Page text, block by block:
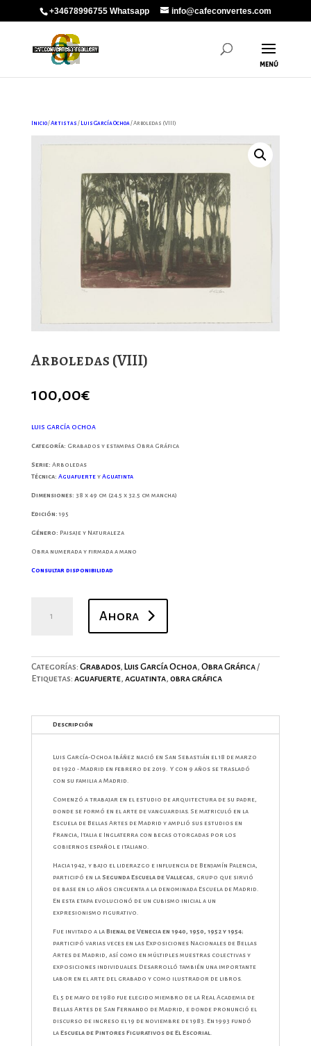
+34678996755 Whatsapp info@cafeconvertes.com
Inicio/Artistas / Luis García Ochoa/ Arboledas (VIII)
Arboledas (VIII)
100,00€
LUIS GARCÍA OCHOA
Categoría: Grabados y estampas Obra Gráfica
Serie: Arboledas
Técnica: Aguafuertey Aguatinta
Dimensiones: 38 x 49 cm (24.5 x 32.5 cm mancha)
Edición: 195
Género: Paisaje y Naturaleza
Obra numerada y firmada a mano
Consultar disponibilidad
Ahora
Categorías: Grabados, Luis García Ochoa, Obra Gráfica
Etiquetas: aguafuerte, aguatinta, obra gráfica
Descripción
Luis García-Ochoa Ibáñez nació en San Sebastián el 18 de marzo
de 1920 - Madrid en febrero de 2019. Y con 9 años se trasladó
con su familia a Madrid.
Comenzó a trabajar en el estudio de arquitectura de su padre,
donde se formó en el arte de vanguardias. Se matriculó en la
Escuela de Bellas Artes de Madrid y amplió sus estudios en
Francia, Italia e Inglaterra con becas otorgadas por los
gobiernos español e italiano.
Hacia 1942, y bajo el liderazgo e influencia de Benjamín Palencia,
participó en laSegunda Escuela de Vallecas, grupo que sirvió
de base en lo años cincuenta a la denominada Escuela de Madrid.
​En esta etapa evolucionó de un cubismo inicial a un
expresionismo figurativo. ​
Fue invitado a laBienal de Venecia en 1940, 1950, 1952 y 1954;
participó varias veces en las Exposiciones Nacionales de Bellas
Artes de Madrid, así como en múltiples muestras colectivas y
exposiciones individuales. Desarrolló también una importante
labor en el arte del grabado y como ilustrador de libros.
El 5 de mayo de 1980 fue elegido miembro de la Real Academia de
Bellas Artes de San Fernando de Madrid, e donde pronunció el
discurso de ingreso el 19 de noviembre de 1983. En 1993 fundó
laEscuela de Pintores Figurativos de El Escorial